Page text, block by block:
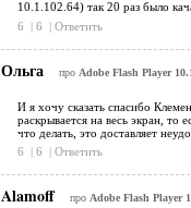
10.1.102.64) так 20 раз было
6
| 6 | Ответить
Ольга про Adobe Flash Player
И я хочу сказать спасибо
раскрывается на весь экран, то
что делать, это доставляет
6
| 6 | Ответить
Alamoff про Adobe Flash Player